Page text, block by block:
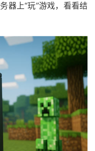
器上“玩”游戏，看看结